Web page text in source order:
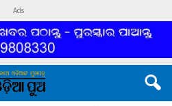
Ads